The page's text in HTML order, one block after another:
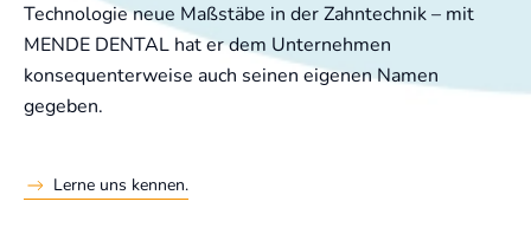
Technologie neue Maßstäbe in der Zahntechnik – mit
MENDE DENTAL hat er dem Unternehmen
konsequenterweise auch seinen eigenen Namen
gegeben.
Lerne uns kennen.